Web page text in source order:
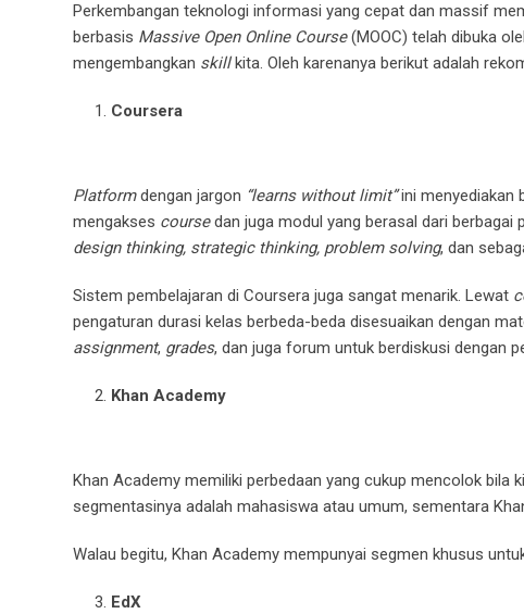
Perkembangan teknologi informasi yang cepat dan massif
berbasis Massive Open Online Course(MOOC) telah dibuka
mengembangkan skillkita. Oleh karenanya berikut adalah
Coursera
Platformdengan jargon “learns without limit”ini menyediakan
mengakses coursedan juga modul yang berasal dari berbagai
design thinking, strategic thinking, problem solving, dan
Sistem pembelajaran di Coursera juga sangat menarik. Lewat
pengaturan durasi kelas berbeda-beda disesuaikan dengan
assignment, grades, dan juga forum untuk berdiskusi dengan
Khan Academy
Khan Academy memiliki perbedaan yang cukup mencolok bila
segmentasinya adalah mahasiswa atau umum, sementara
Walau begitu, Khan Academy mempunyai segmen khusus
EdX